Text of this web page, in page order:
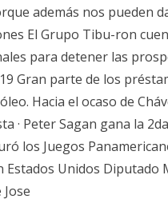
además nos pueden
El Grupo Tibu-ron
para detener las
Gran parte de los
Hacia el ocaso de
· Peter Sagan gana la
los Juegos
Unidos Diputado